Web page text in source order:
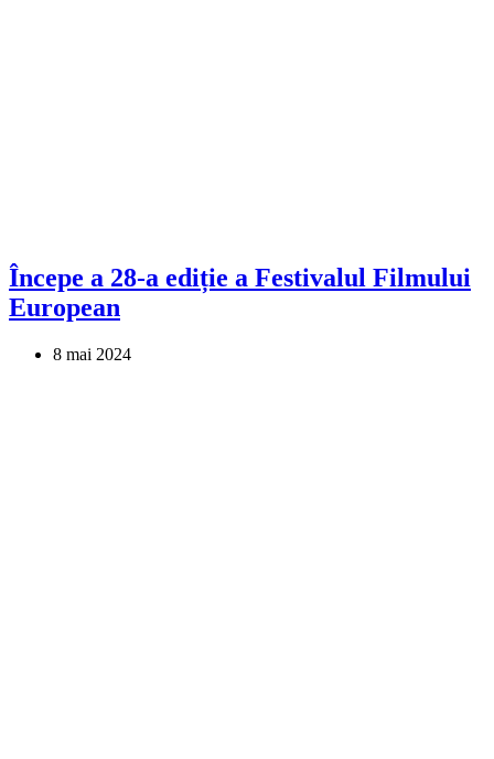
Începe a 28-a ediție a Festivalul Filmului
European
8 mai 2024